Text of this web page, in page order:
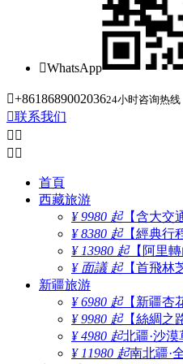
WhatsApp
+861868900203624小时咨询热线
联系我们
 
 
首頁
西藏旅游
¥ 9980 起【含大交
¥ 8380 起【經典行
¥ 13980 起【阿里
¥ 面議 起【首飛林
新疆旅游
¥ 6980 起【新疆杏
¥ 9980 起【絲綢之
¥ 4980 起北疆·沙
¥ 11980 起南北疆·